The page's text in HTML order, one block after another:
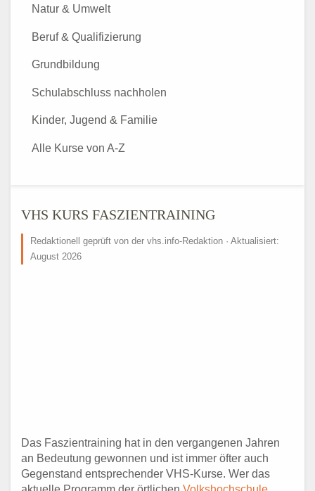
VHS KURS FASZIENTRAINING
Redaktionell geprüft von der vhs.info-Redaktion · Aktualisiert:
August 2026
Das Faszientraining hat in den vergangenen Jahren
an Bedeutung gewonnen und ist immer öfter auch
Gegenstand entsprechender VHS-Kurse. Wer das
Natur & Umwelt
Beruf & Qualifizierung
Grundbildung
Schulabschluss nachholen
Kinder, Jugend & Familie
Alle Kurse von A-Z